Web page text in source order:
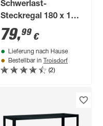
Schwerlast-
Steckregal 180 x 130
x 45 cm, 5 Böden,
verzinkt, Tragkraft
750 kg
79,99 €
Lieferung nach Hause
Bestellbar in Troisdorf
(2)